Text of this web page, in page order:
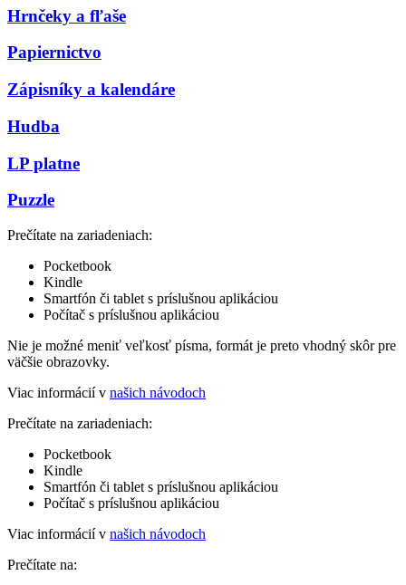
Hrnčeky a fľaše
Papiernictvo
Zápisníky a kalendáre
Hudba
LP platne
Puzzle
Prečítate na zariadeniach:
Pocketbook
Kindle
Smartfón či tablet s príslušnou aplikáciou
Počítač s príslušnou aplikáciou
Nie je možné meniť veľkosť písma, formát je preto vhodný skôr pre
väčšie obrazovky.
Viac informácií v našich návodoch
Prečítate na zariadeniach:
Pocketbook
Kindle
Smartfón či tablet s príslušnou aplikáciou
Počítač s príslušnou aplikáciou
Viac informácií v našich návodoch
Prečítate na: